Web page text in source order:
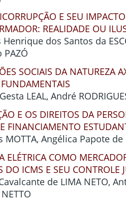
E SEU IMPACTO
REALIDADE OU
dos Santos da
SOCIAIS DA NATUREZA
LEAL, André
E OS DIREITOS DA
FINANCIAMENTO
MOTTA, Angélica Papote
ELÉTRICA COMO
DO ICMS E SEU CONTROLE
de LIMA NETO,
NETTO